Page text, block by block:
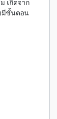
เกิดจาก
มีขั้นตอน